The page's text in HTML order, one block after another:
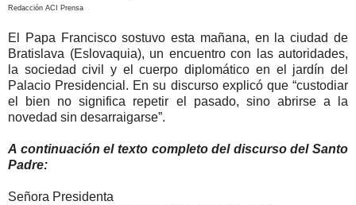
Redacción ACI Prensa
El Papa Francisco sostuvo esta mañana, en la ciudad de
Bratislava (Eslovaquia), un encuentro con las autoridades,
la sociedad civil y el cuerpo diplomático en el jardín del
Palacio Presidencial. En su discurso explicó que “custodiar
el bien no significa repetir el pasado, sino abrirse a la
novedad sin desarraigarse”.
A continuación el texto completo del discurso del Santo
Padre:
Señora Presidenta